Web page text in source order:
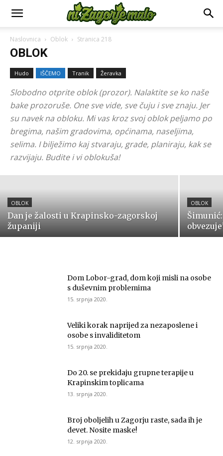
Naslovnica Oblok Stranica 218
OBLOK
Hudo IŠČEMO Tranik Žeravka
Slobodno otprite oblok (prozor). Nalaktite se ko naše
bake prozoruše. One sve vide, sve čuju i sve znaju. Jer
su navek na obloku. Mi vas kroz svoj oblok peljamo po
bregima, našim gradovima, općinama, naseljima,
selima. I bilježimo kaj stvaraju, grade, planiraju, kak se
razvijaju. Budite i vi oblokuša!
OBLOK
Zabok donosi novi Prostorni plan,
uključite se u raspravu
6. kolovoza 2026.
OBLOK
Dan je žalosti u Krapinsko-zagorskoj
županiji
OBLOK
Dom Lobor-grad, dom koji misli na osobe
s duševnim problemima
15. srpnja 2020.
Veliki korak naprijed za nezaposlene i
osobe s invaliditetom
15. srpnja 2020.
Do 20. se prekidaju grupne terapije u
Krapinskim toplicama
13. srpnja 2020.
Broj oboljelih u Zagorju raste, sada ih je
devet. Nosite maske!
12. srpnja 2020.